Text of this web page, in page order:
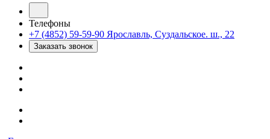
Телефоны
+7 (4852) 59-59-90 Ярославль, Суздальское. ш., 22
Заказать звонок